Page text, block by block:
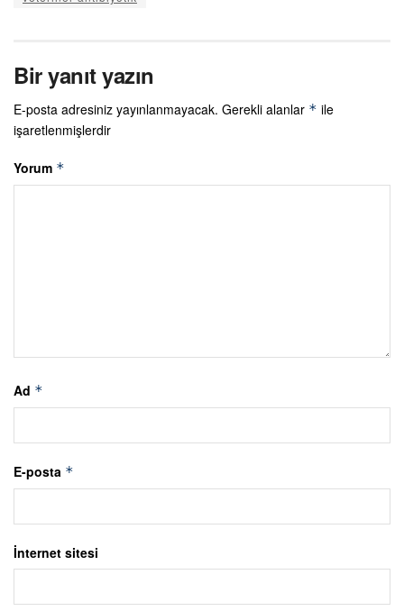
Bir yanıt yazın
E-posta adresiniz yayınlanmayacak. Gerekli alanlar * ile
işaretlenmişlerdir
Yorum *
Ad *
E-posta *
İnternet sitesi